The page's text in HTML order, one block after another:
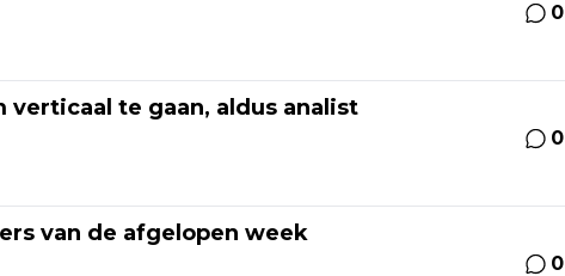
0
te gaan, aldus analist
0
van de afgelopen week
0